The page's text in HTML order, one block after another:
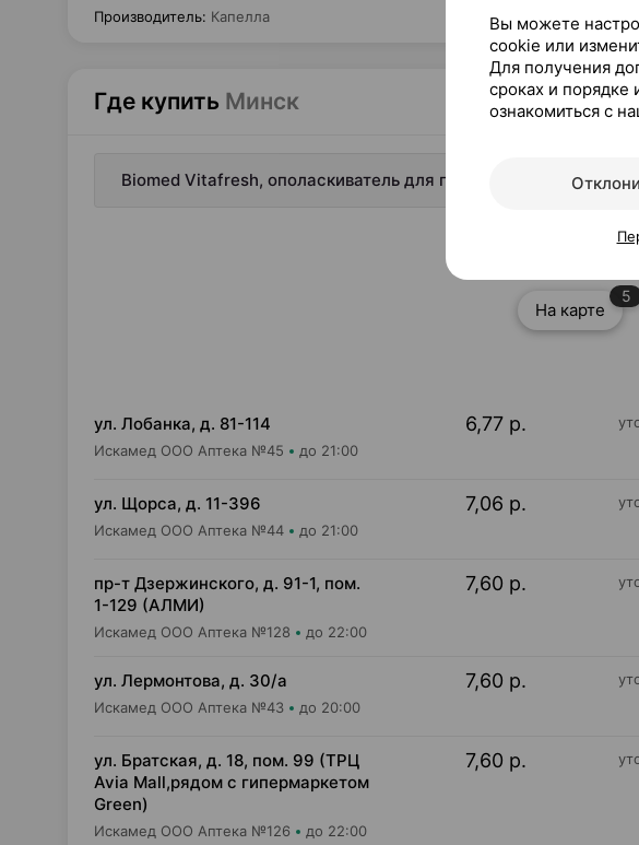
Производитель: Капелла
Где купить Минск
Biomed Vitafresh, ополаскиватель для полости рта, 250 мл ×1,
На карте
5
ул. Лобанка, д. 81-114
Искамед ООО Аптека №45 до 21:00
6,77 р.
ул. Щорса, д. 11-396
Искамед ООО Аптека №44 до 21:00
7,06 р.
пр-т Дзержинского, д. 91-1, пом.
1-129 (АЛМИ)
Искамед ООО Аптека №128 до 22:00
7,60 р.
ул. Лермонтова, д. 30/а
Искамед ООО Аптека №43 до 20:00
7,60 р.
ул. Братская, д. 18, пом. 99 (ТРЦ
Avia Mall,рядом с гипермаркетом
Green)
Искамед ООО Аптека №126 до 22:00
7,60 р.
Вы можете
cookie или
Для получения
сроках и
ознакомиться с